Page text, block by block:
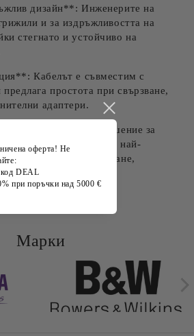
дизайн**: Инженерите на
и за издръжливостта на
стегнато и устойчиво на
Кабелът е съвместим с
простота при свързване,
адаптери.
е перфектното решение за
да се насладят на най-
визуално оборудване,
и информиран сигнал.
Марки
оферта! Не
DEAL
при поръчки над 5000 €